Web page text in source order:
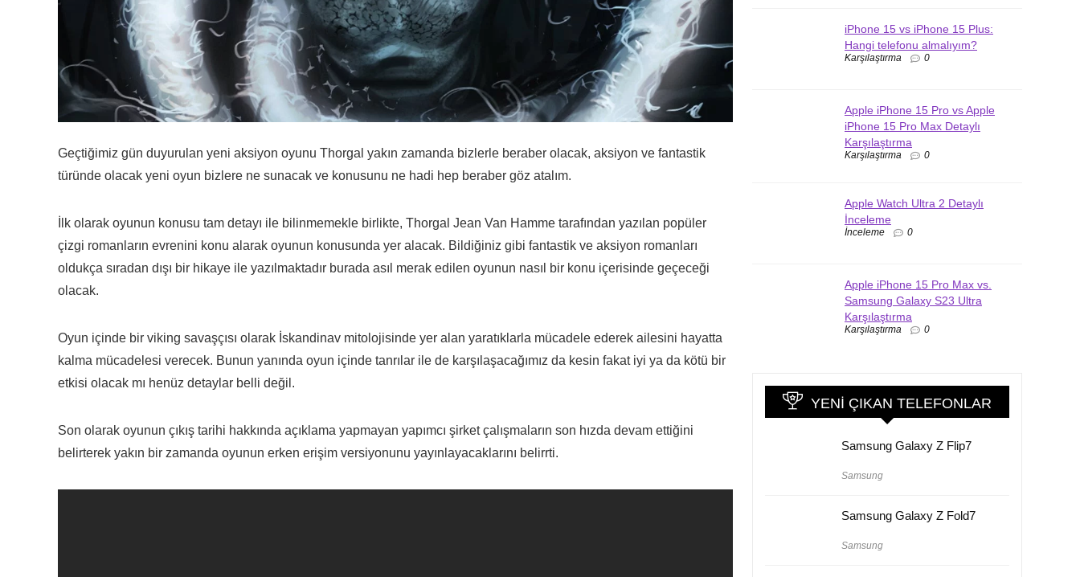
Geçtiğimiz gün duyurulan yeni aksiyon oyunu Thorgal yakın zamanda bizlerle beraber olacak, aksiyon ve fantastik
türünde olacak yeni oyun bizlere ne sunacak ve konusunu ne hadi hep beraber göz atalım.
İlk olarak oyunun konusu tam detayı ile bilinmemekle birlikte, Thorgal Jean Van Hamme tarafından yazılan popüler
çizgi romanların evrenini konu alarak oyunun konusunda yer alacak. Bildiğiniz gibi fantastik ve aksiyon romanları
oldukça sıradan dışı bir hikaye ile yazılmaktadır burada asıl merak edilen oyunun nasıl bir konu içerisinde geçeceği
olacak.
Oyun içinde bir viking savaşçısı olarak İskandinav mitolojisinde yer alan yaratıklarla mücadele ederek ailesini hayatta
kalma mücadelesi verecek. Bunun yanında oyun içinde tanrılar ile de karşılaşacağımız da kesin fakat iyi ya da kötü bir
etkisi olacak mı henüz detaylar belli değil.
Son olarak oyunun çıkış tarihi hakkında açıklama yapmayan yapımcı şirket çalışmaların son hızda devam ettiğini
belirterek yakın bir zamanda oyunun erken erişim versiyonunu yayınlayacaklarını belirrti.
iPhone 15 vs iPhone 15 Plus:
Hangi telefonu almalıyım?
Karşılaştırma 0
Apple iPhone 15 Pro vs Apple
iPhone 15 Pro Max Detaylı
Karşılaştırma
Karşılaştırma 0
Apple Watch Ultra 2 Detaylı
İnceleme
İnceleme 0
Apple iPhone 15 Pro Max vs.
Samsung Galaxy S23 Ultra
Karşılaştırma
Karşılaştırma 0
YENI ÇIKAN TELEFONLAR
Samsung Galaxy Z Flip7
Samsung
Samsung Galaxy Z Fold7
Samsung